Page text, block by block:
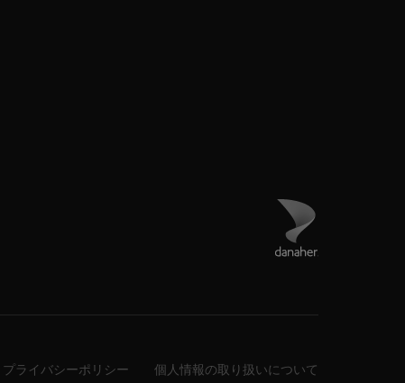
ダナハーのサイト
プライバシーポリシー 個人情報の取り扱いについて